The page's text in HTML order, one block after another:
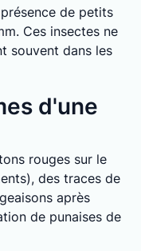
de petits
Ces insectes ne
souvent dans les
d'une
rouges sur le
des traces de
après
de punaises de